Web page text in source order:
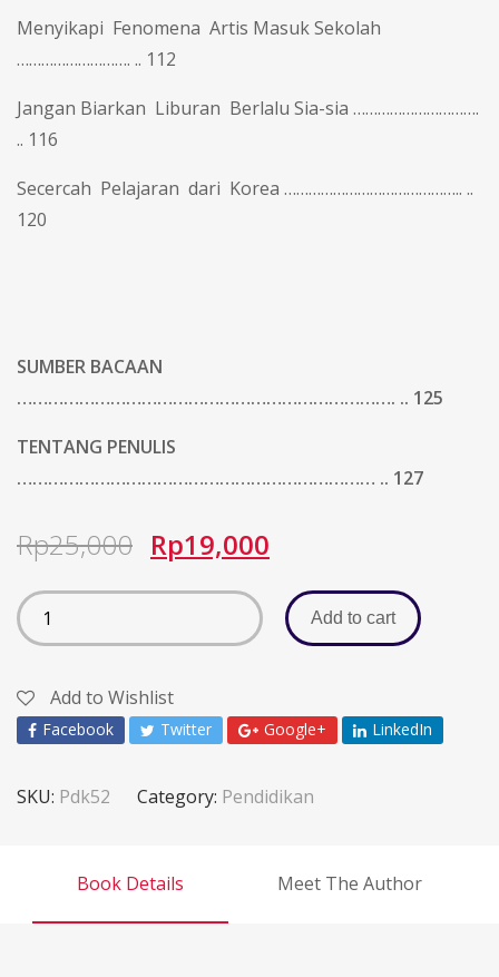
Menyikapi Fenomena Artis Masuk Sekolah
………………………. .. 112
Jangan Biarkan Liburan Berlalu Sia-sia ………………………….
.. 116
Secercah Pelajaran dari Korea …………………………………….. ..
120
SUMBER BACAAN
………………………………………………………………. .. 125
TENTANG PENULIS
…………………………………………………………… .. 127
Rp25,000 Rp19,000
Add to cart
Add to Wishlist
Facebook Twitter Google+ LinkedIn
SKU: Pdk52 Category: Pendidikan
Book Details Meet The Author